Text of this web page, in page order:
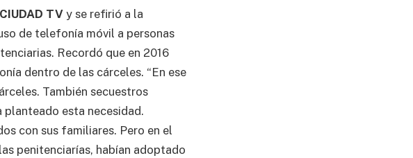
CIUDAD TV y se refirió a la
de telefonía móvil a personas
Recordó que en 2016
dentro de las cárceles. “En ese
También secuestros
esta necesidad.
con sus familiares. Pero en el
penitenciarías, habían adoptado